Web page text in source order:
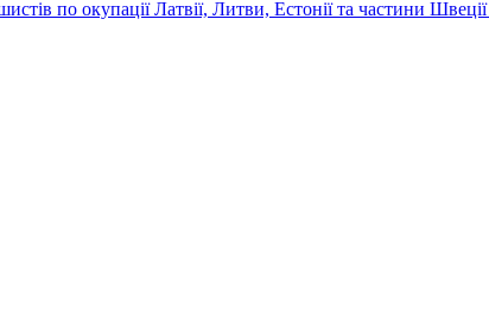
по окупації Латвії, Литви, Естонії та частини Швеції